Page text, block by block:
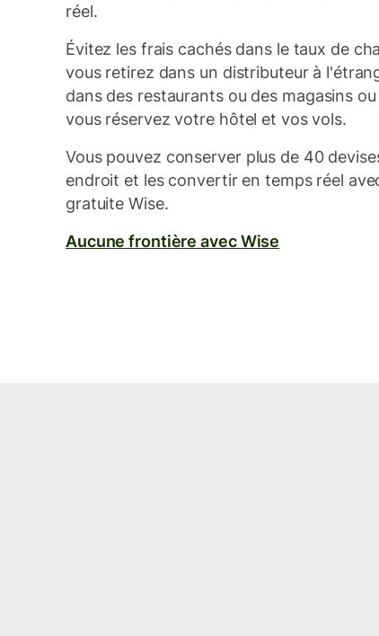
réel.
Évitez les frais cachés dans le taux de
vous retirez dans un distributeur à
dans des restaurants ou des magasins
vous réservez votre hôtel et vos vols.
Vous pouvez conserver plus de 40
endroit et les convertir en temps réel
gratuite Wise.
Aucune frontière avec Wise